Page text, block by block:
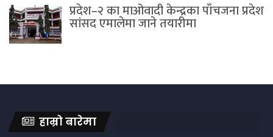
प्रदेश–२ का माओवादी केन्द्रका पाँचजना प्रदेश
सांसद एमालेमा जाने तयारीमा
हाम्रो बारेमा